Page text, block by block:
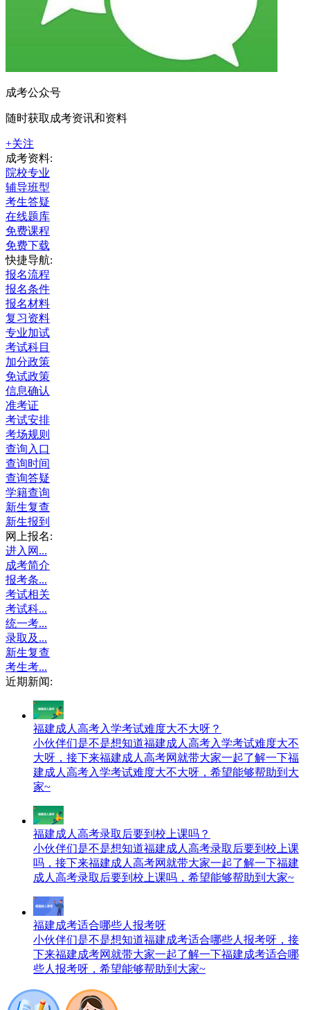
成考公众号
随时获取成考资讯和资料
+关注
成考资料:
院校专业
辅导班型
考生答疑
在线题库
免费课程
免费下载
快捷导航:
报名流程
报名条件
报名材料
复习资料
专业加试
考试科目
加分政策
免试政策
信息确认
准考证
考试安排
考场规则
查询入口
查询时间
查询答疑
学籍查询
新生复查
新生报到
网上报名:
进入网...
成考简介
报考条...
考试相关
考试科...
统一考...
录取及...
新生复查
考生考...
近期新闻:
福建成人高考入学考试难度大不大呀？
小伙伴们是不是想知道福建成人高考入学考试难度大不
大呀，接下来福建成人高考网就带大家一起了解一下福
建成人高考入学考试难度大不大呀，希望能够帮助到大
家~
福建成人高考录取后要到校上课吗？
小伙伴们是不是想知道福建成人高考录取后要到校上课
吗，接下来福建成人高考网就带大家一起了解一下福建
成人高考录取后要到校上课吗，希望能够帮助到大家~
福建成考适合哪些人报考呀
小伙伴们是不是想知道福建成考适合哪些人报考呀，接
下来福建成考网就带大家一起了解一下福建成考适合哪
些人报考呀，希望能够帮助到大家~